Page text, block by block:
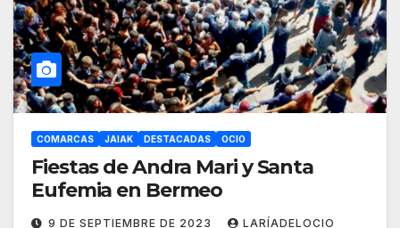
COMARCAS JAIAK DESTACADAS OCIO
Fiestas de Andra Mari y Santa
Eufemia en Bermeo
9 DE SEPTIEMBRE DE 2023 LARÍADELOCIO